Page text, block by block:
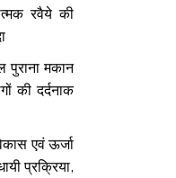
रवैये की
पुराना मकान
की दर्दनाक
एवं ऊर्जा
प्रक्रिया,